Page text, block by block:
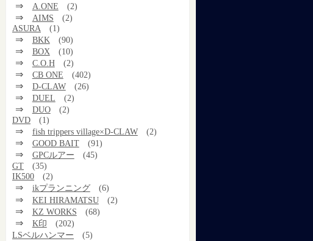
⇒ A.ONE (2)
⇒ AIMS
(2)
ASURA
(1)
⇒ BKK (90)
⇒ BOX (10)
⇒ C.O.H (2)
⇒ CB ONE (402)
⇒ D-CLAW (26)
⇒ DUEL (2)
⇒ DUO
(2)
DVD
(1)
⇒ fish trippers village×D-CLAW (2)
⇒ GOOD BAIT (91)
⇒ GPCルアー
(45)
GT
(35)
IK500
(2)
⇒ ikプランニング (6)
⇒ KEI HIRAMATSU (2)
⇒ KZ WORKS (68)
⇒ K印
(202)
LSベルハンマー
(5)